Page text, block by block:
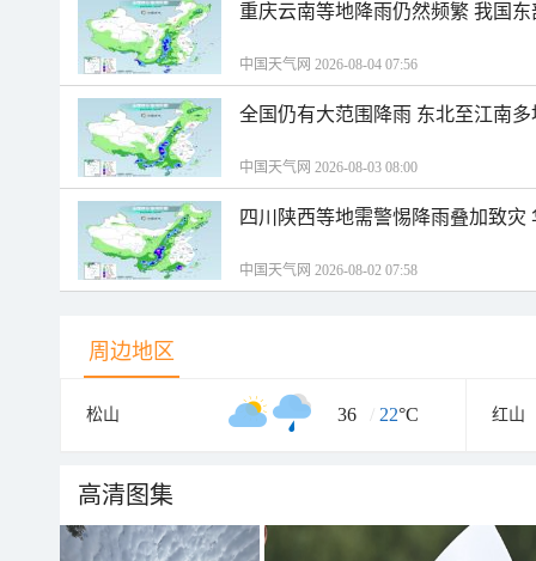
重庆云南等地降雨仍然频繁 我国
中国天气网 2026-08-04 07:56
全国仍有大范围降雨 东北至江南
中国天气网 2026-08-03 08:00
四川陕西等地需警惕降雨叠加致
中国天气网 2026-08-02 07:58
周边地区
松山 36 / 22°C 红山
高清图集